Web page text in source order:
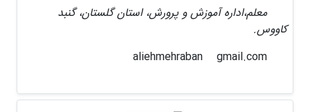
معلم،اداره آموزش و پرورش، استان گلستان، گنبد
کاووس.
gmail.com